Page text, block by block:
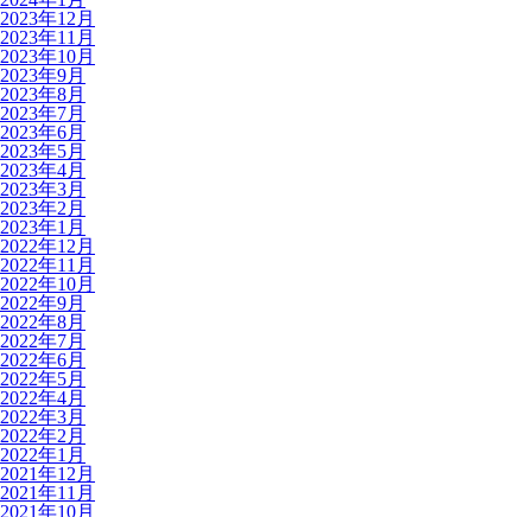
2023年12月
2023年11月
2023年10月
2023年9月
2023年8月
2023年7月
2023年6月
2023年5月
2023年4月
2023年3月
2023年2月
2023年1月
2022年12月
2022年11月
2022年10月
2022年9月
2022年8月
2022年7月
2022年6月
2022年5月
2022年4月
2022年3月
2022年2月
2022年1月
2021年12月
2021年11月
2021年10月